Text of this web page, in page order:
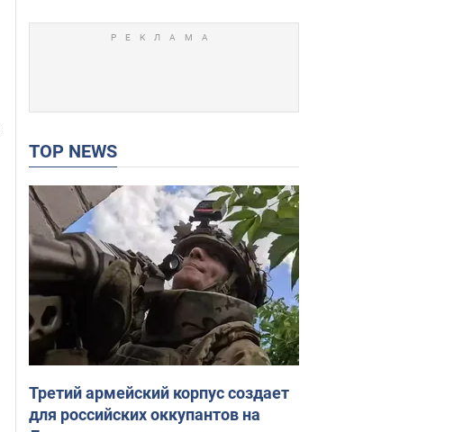
TOP NEWS
Третий армейский корпус создает
для российских оккупантов на